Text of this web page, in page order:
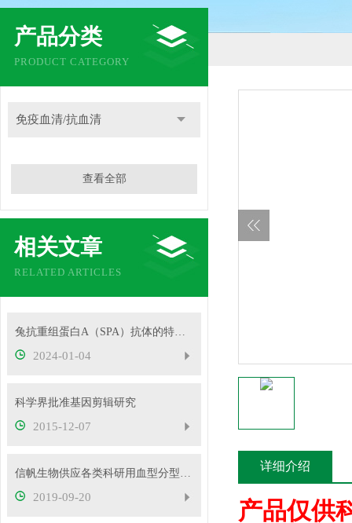
产品分类
PRODUCT CATEGORY
免疫血清/抗血清
查看全部
相关文章
RELATED ARTICLES
兔抗重组蛋白A（SPA）抗体的特异性
2024-01-04
科学界批准基因剪辑研究
2015-12-07
信帆生物供应各类科研用血型分型试剂，欢迎抢购
2019-09-20
详细介绍
产品仅供